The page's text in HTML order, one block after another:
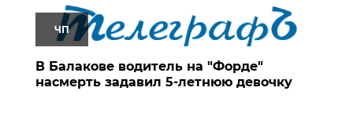
ЧП
В Балакове водитель на "Форде"
насмерть задавил 5-летнюю девочку